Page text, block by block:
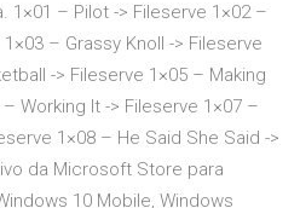
1×01 – Pilot -> Fileserve 1×02 –
– Grassy Knoll -> Fileserve
-> Fileserve 1×05 – Making
Working It -> Fileserve 1×07 –
1×08 – He Said She Said ->
da Microsoft Store para
10 Mobile, Windows